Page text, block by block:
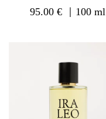
95.00€ ｜100 ml